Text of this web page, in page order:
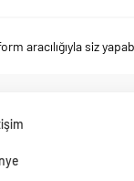
aracılığıyla siz